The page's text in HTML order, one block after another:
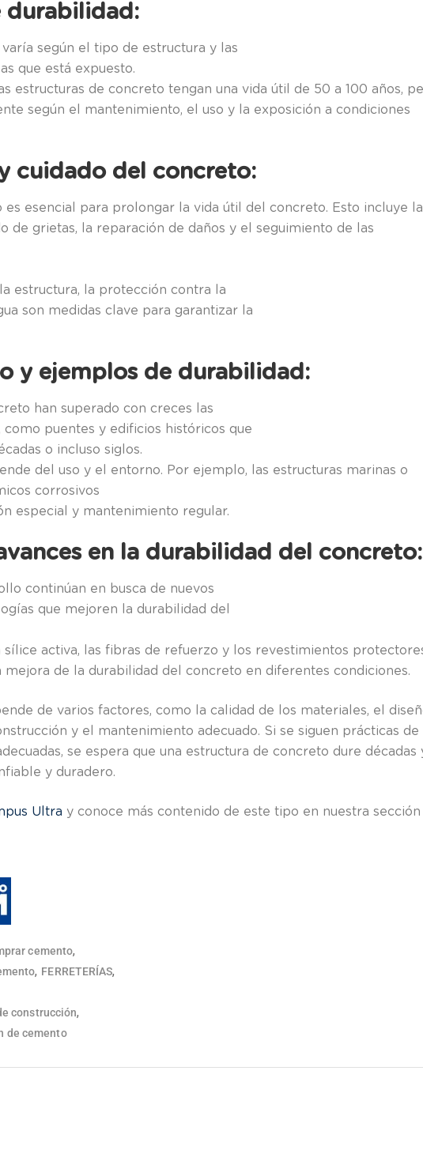
durabilidad:
según el tipo de estructura y las
que está expuesto.
estructuras de concreto tengan una vida útil de 50 a 100 años,
según el mantenimiento, el uso y la exposición a condiciones
cuidado del concreto:
es esencial para prolongar la vida útil del concreto. Esto incluye la
de grietas, la reparación de daños y el seguimiento de las
estructura, la protección contra la
son medidas clave para garantizar la
y ejemplos de durabilidad:
han superado con creces las
puentes y edificios históricos que
o incluso siglos.
del uso y el entorno. Por ejemplo, las estructuras marinas o
corrosivos
especial y mantenimiento regular.
en la durabilidad del concreto:
continúan en busca de nuevos
que mejoren la durabilidad del
sílice activa, las fibras de refuerzo y los revestimientos
de la durabilidad del concreto en diferentes condiciones.
de varios factores, como la calidad de los materiales, el
y el mantenimiento adecuado. Si se siguen prácticas de
se espera que una estructura de concreto dure décadas
y duradero.
Ultra y conoce más contenido de este tipo en nuestra sección
cemento,
, FERRETERÍAS,
construcción,
de cemento